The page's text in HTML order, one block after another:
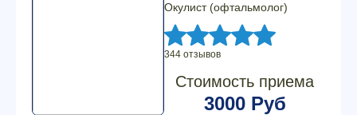
Окулист (офтальмолог)
344 отзывов
Стоимость приема
3000 Руб